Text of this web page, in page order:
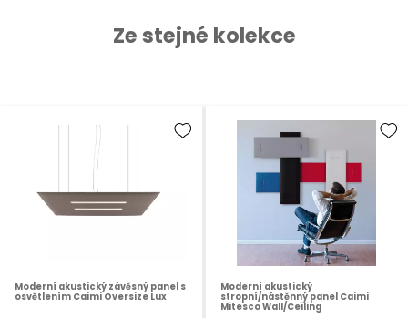
Ze stejné kolekce
Moderní akustický závěsný panel s
osvětlením Caimi Oversize Lux
Moderní akustický
stropní/nástěnný panel Caimi
Mitesco Wall/Ceiling